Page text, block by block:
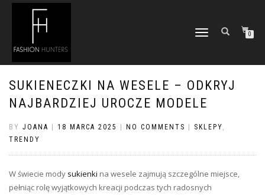
TOGGLE
0
SUKIENECZKI NA WESELE – ODKRYJ
NAJBARDZIEJ UROCZE MODELE
BY JOANA 18 MARCA 2025 NO COMMENTS SKLEPY,
TRENDY
W świecie mody sukienki na wesele zajmują szczególne miejsce,
pełniąc rolę wyjątkowych kreacji podczas tych radosnych